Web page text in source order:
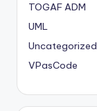
TOGAF ADM
UML
Uncategorized
VPasCode